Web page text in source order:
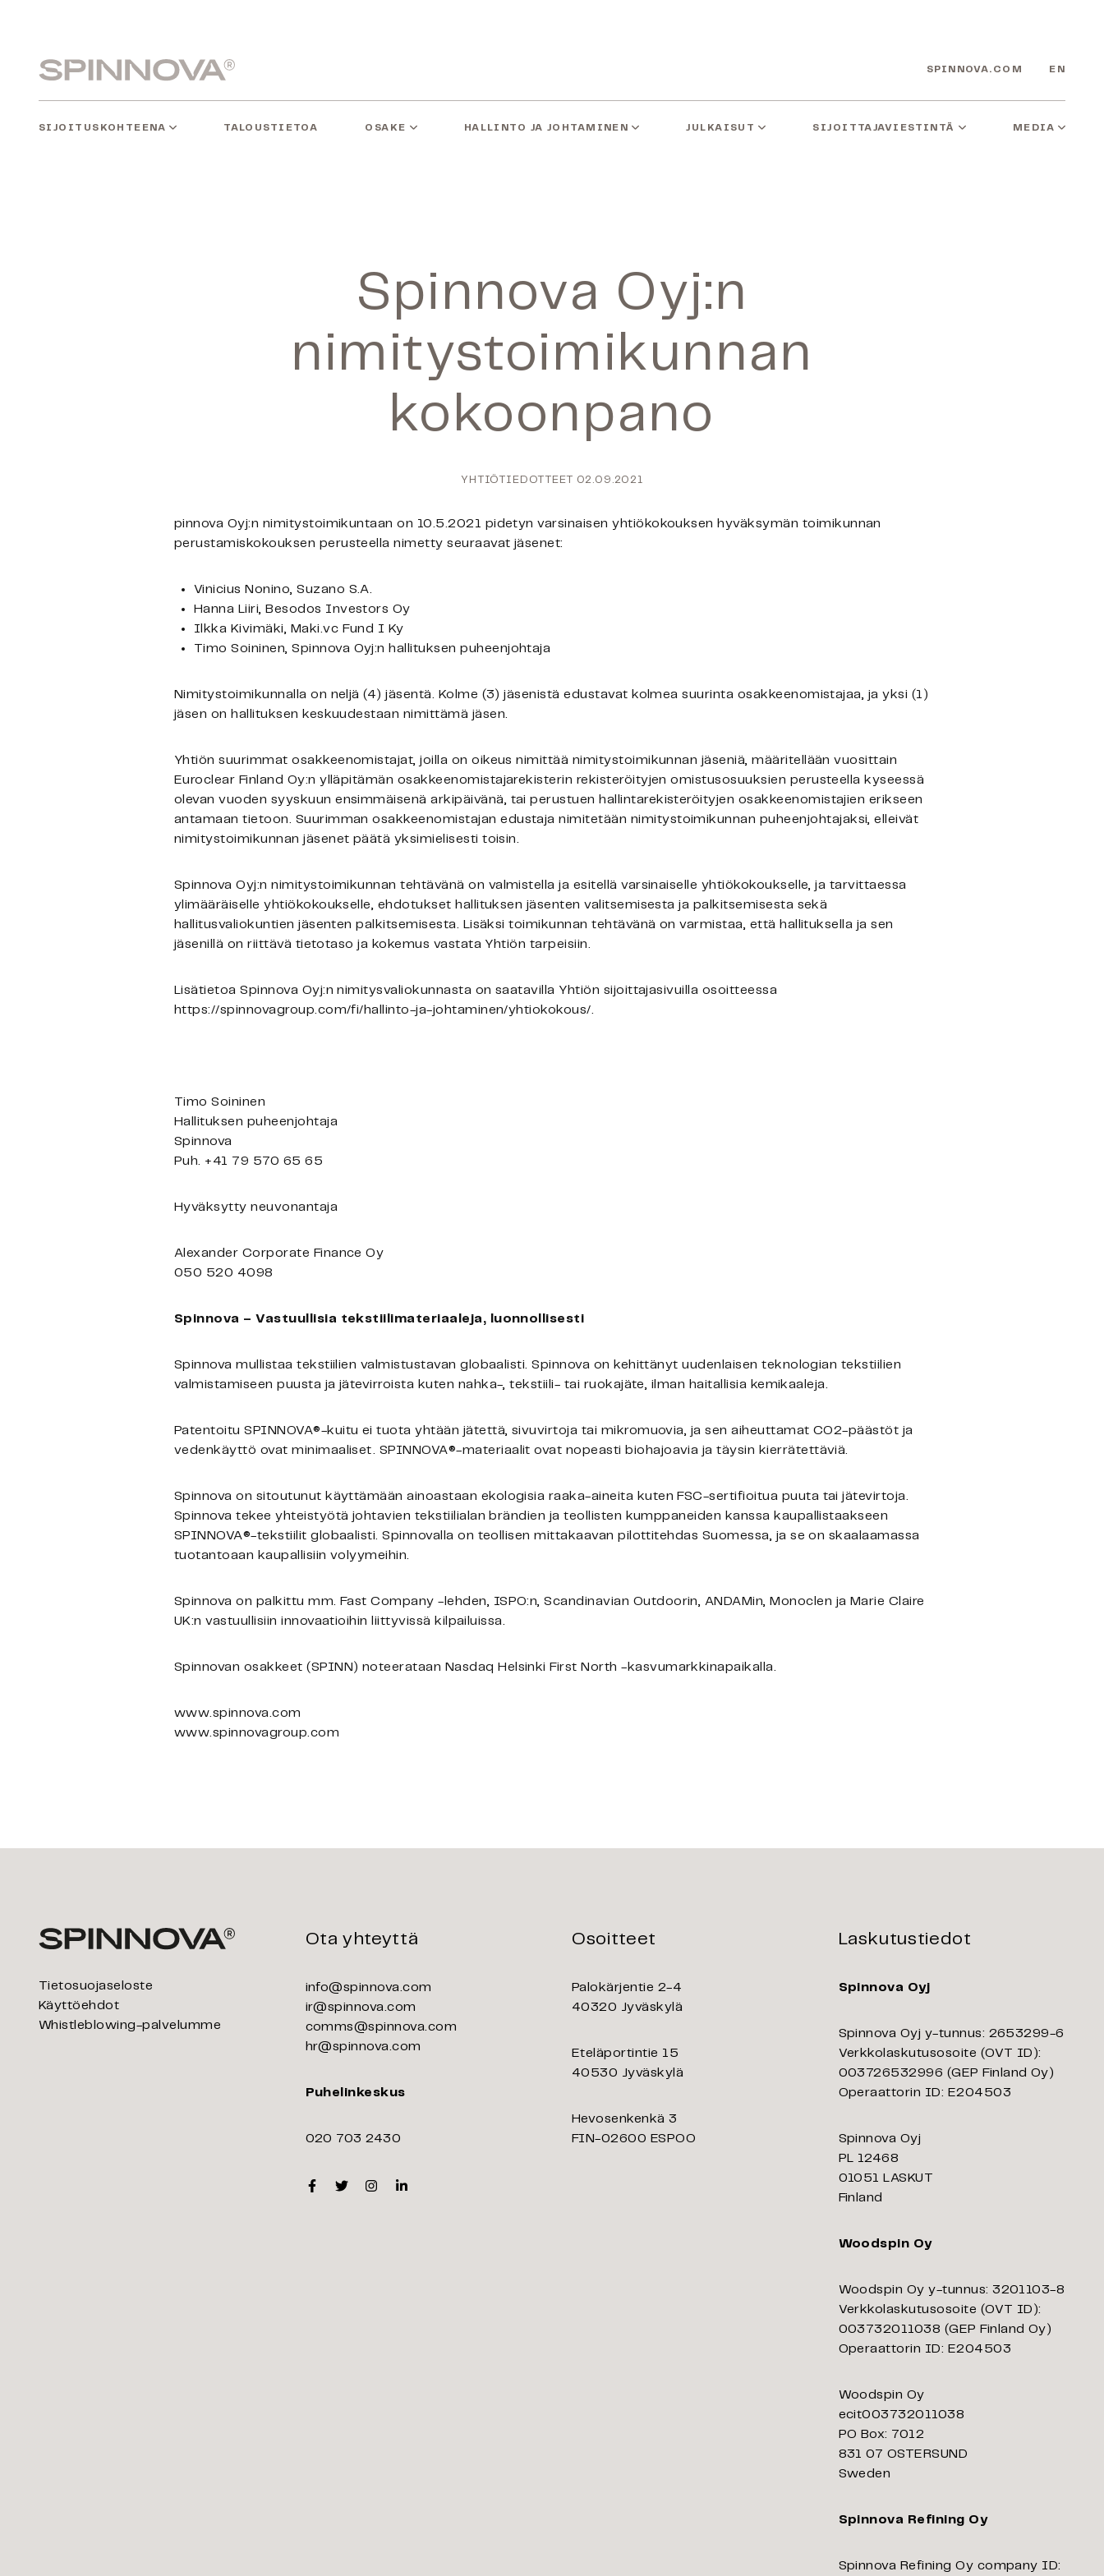
Spinnovagroup SPINNOVA.COM EN
SIJOITUSKOHTEENA TALOUSTIETOA OSAKE HALLINTO JA JOHTAMINEN JULKAISUT SIJOITTAJAVIESTINTÄ MEDIA
Spinnova Oyj:n
nimitystoimikunnan
kokoonpano
YHTIÖTIEDOTTEET 02.09.2021
pinnova Oyj:n nimitystoimikuntaan on 10.5.2021 pidetyn varsinaisen yhtiö kokouksen hyväksymän toimikunnan
perustamiskokouksen perusteella nimetty seuraavat jäsenet:
Vinicius Nonino, Suzano S.A.
Hanna Liiri, Besodos Investors Oy
Ilkka Kivimäki, Maki.vc Fund I Ky
Timo Soininen, Spinnova Oyj:n hallituksen puheenjohtaja
Nimitystoimikunnalla on neljä (4) jäsentä. Kolme (3) jäsenistä edustavat kolmea suurinta osakkeenomistajaa, ja yksi (1)
jäsen on hallituksen keskuudestaan nimittämä jäsen.
Yhtiön suurimmat osakkeenomistajat, joilla on oikeus nimittää nimitystoimikunnan jäseniä, määritellään vuosittain
Euroclear Finland Oy:n ylläpitämän osakkeenomistajarekisterin rekisteröityjen omistusosuuksien perusteella kyseessä
olevan vuoden syyskuun ensimmäisenä arkipäivänä, tai perustuen hallintarekisteröityjen osakkeenomistajien erikseen
antamaan tietoon. Suurimman osakkeenomistajan edustaja nimitetään nimitystoimikunnan puheenjohtajaksi, elleivät
nimitystoimikunnan jäsenet päätä yksimielisesti toisin.
Spinnova Oyj:n nimitystoimikunnan tehtävänä on valmistella ja esitellä varsinaiselle yhtiökokoukselle, ja tarvittaessa
ylimääräiselle yhtiökokoukselle, ehdotukset hallituksen jäsenten valitsemisesta ja palkitsemisesta sekä
hallitusvaliokuntien jäsenten palkitsemisesta. Lisäksi toimikunnan tehtävänä on varmistaa, että hallituksella ja sen
jäsenillä on riittävä tietotaso ja kokemus vastata Yhtiön tarpeisiin.
Lisätietoa Spinnova Oyj:n nimitysvaliokunnasta on saatavilla Yhtiön sijoittajasivuilla osoitteessa
https://spinnovagroup.com/fi/hallinto-ja-johtaminen/yhtiokokous/.
Timo Soininen
Hallituksen puheenjohtaja
Spinnova
Puh. +41 79 570 65 65
Hyväksytty neuvonantaja
Alexander Corporate Finance Oy
050 520 4098
Spinnova – Vastuullisia tekstiilimateriaaleja, luonnollisesti
Spinnova mullistaa tekstiilien valmistustavan globaalisti. Spinnova on kehittänyt uudenlaisen teknologian tekstiilien
valmistamiseen puusta ja jätevirroista kuten nahka-, tekstiili- tai ruokajäte, ilman haitallisia kemikaaleja.
Patentoitu SPINNOVA®-kuitu ei tuota yhtään jätettä, sivuvirtoja tai mikromuovia, ja sen aiheuttamat CO2-päästöt ja
vedenkäyttö ovat minimaaliset. SPINNOVA®-materiaalit ovat nopeasti biohajoavia ja täysin kierrätettäviä.
Spinnova on sitoutunut käyttämään ainoastaan ekologisia raaka-aineita kuten FSC-sertifioitua puuta tai jätevirtoja.
Spinnova tekee yhteistyötä johtavien tekstiilialan brändien ja teollisten kumppaneiden kanssa kaupallistaakseen
SPINNOVA®-tekstiilit globaalisti. Spinnovalla on teollisen mittakaavan pilottitehdas Suomessa, ja se on skaalaamassa
tuotantoaan kaupallisiin volyymeihin.
Spinnova on palkittu mm. Fast Company -lehden, ISPO:n, Scandinavian Outdoorin, ANDAMin, Monoclen ja Marie Claire
UK:n vastuullisiin innovaatioihin liittyvissä kilpailuissa.
Spinnovan osakkeet (SPINN) noteerataan Nasdaq Helsinki First North -kasvumarkkinapaikalla.
www.spinnova.com
www.spinnovagroup.com
Tietosuojaseloste
Käyttöehdot
Whistleblowing-palvelumme
Ota yhteyttä
info@spinnova.com
ir@spinnova.com
comms@spinnova.com
hr@spinnova.com
Puhelinkeskus
020 703 2430
Facebook
TwitterInstagram
Linkedin
Osoitteet
Palokärjentie 2-4
40320 Jyväskylä
Eteläportintie 15
40530 Jyväskylä
Hevosenkenkä 3
FIN-02600 ESPOO
Laskutustiedot
Spinnova Oyj
Spinnova Oyj y-tunnus: 2653299-6
Verkkolaskutusosoite (OVT ID):
003726532996 (GEP Finland Oy)
Operaattorin ID: E204503
Spinnova Oyj
PL 12468
01051 LASKUT
Finland
Woodspin Oy
Woodspin Oy y-tunnus: 3201103-8
Verkkolaskutusosoite (OVT ID):
003732011038 (GEP Finland Oy)
Operaattorin ID: E204503
Woodspin Oy
ecit003732011038
PO Box: 7012
831 07 OSTERSUND
Sweden
Spinnova Refining Oy
Spinnova Refining Oy company ID: